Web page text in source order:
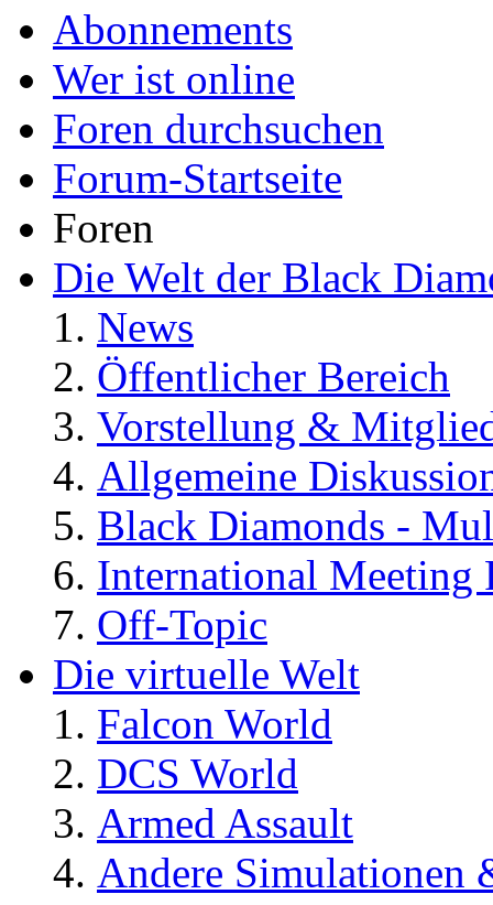
Abonnements
Wer ist online
Foren durchsuchen
Forum-Startseite
Foren
Die Welt der Black
News
Öffentlicher Bereich
Vorstellung &
Allgemeine
Black Diamonds -
International Meeting
Off-Topic
Die virtuelle Welt
Falcon World
DCS World
Armed Assault
Andere Simulationen